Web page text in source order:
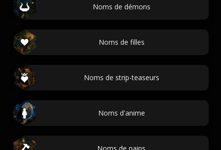
Noms de démons
Noms de filles
Noms de strip-teaseurs
Noms d'anime